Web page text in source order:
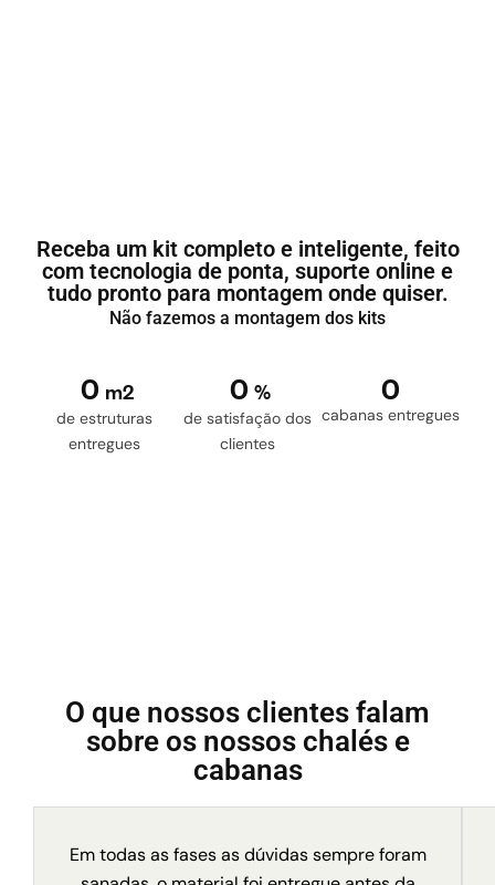
Receba um kit completo e inteligente, feito
com tecnologia de ponta, suporte online e
tudo pronto para montagem onde quiser.
Não fazemos a montagem dos kits
0 m2
de estruturas
entregues
0 %
de satisfação dos
clientes
0
cabanas entregues
O que nossos clientes falam
sobre os nossos chalés e
cabanas
Em todas as fases as dúvidas sempre foram